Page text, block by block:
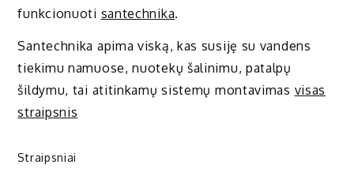
funkcionuoti santechnika.
Santechnika apima viską, kas susiję su vandens
tiekimu namuose, nuotekų šalinimu, patalpų
šildymu, tai atitinkamų sistemų montavimas visas
straipsnis
Straipsniai